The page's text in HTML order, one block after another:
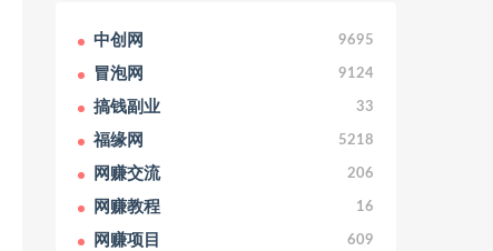
中创网 9695
冒泡网 9124
搞钱副业 33
福缘网 5218
网赚交流 206
网赚教程 16
网赚项目 609